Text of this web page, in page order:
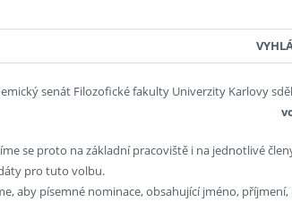
senát Filozofické fakulty Univerzity Karlovy
se proto na základní pracoviště i na jednotlivé
pro tuto volbu.
aby písemné nominace, obsahující jméno,